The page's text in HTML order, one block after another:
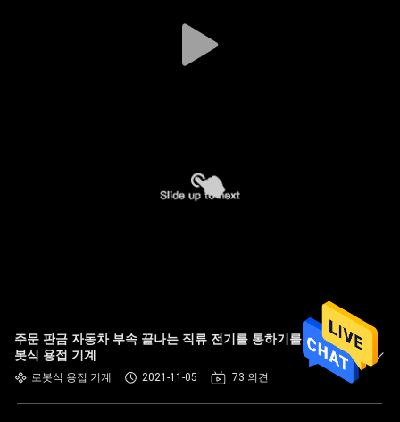
주문 판금 자동차 부속 끝나는 직류 전기를 통하기를 가진 로
봇식 용접 기계
로봇식 용접 기계 2021-11-05 73 의견